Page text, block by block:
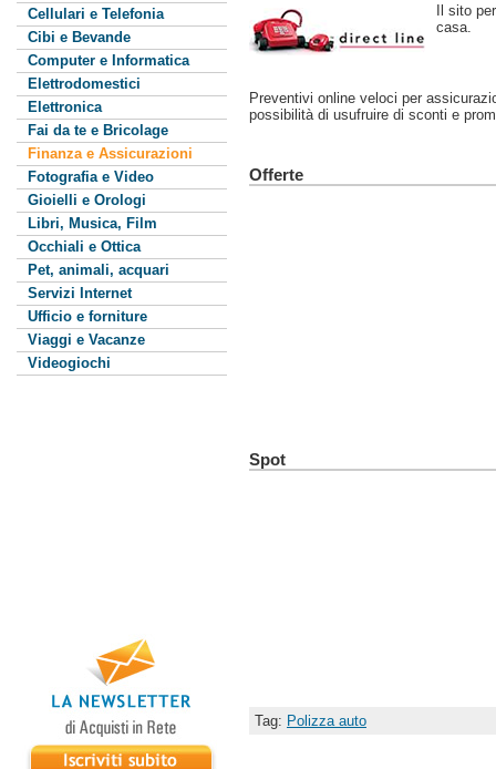
Cellulari e Telefonia
Cibi e Bevande
Computer e Informatica
Elettrodomestici
Elettronica
Fai da te e Bricolage
Finanza e Assicurazioni
Fotografia e Video
Gioielli e Orologi
Libri, Musica, Film
Occhiali e Ottica
Pet, animali, acquari
Servizi Internet
Ufficio e forniture
Viaggi e Vacanze
Videogiochi
Il sito
casa.
Preventivi online veloci per
possibilità di usufruire di sconti e
Offerte
Spot
Tag: Polizza auto